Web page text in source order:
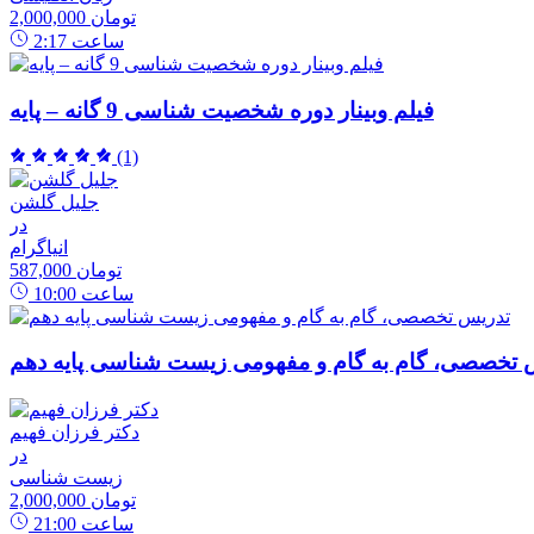
2,000,000 تومان
2:17 ساعت
فیلم وبینار دوره شخصیت شناسی 9 گانه – پایه
(1)
جلیل گلشن
در
انیاگرام
587,000 تومان
10:00 ساعت
تخصصی، گام به گام و مفهومی زیست شناسی پایه دهم
دکتر فرزان فهیم
در
زیست شناسی
2,000,000 تومان
21:00 ساعت